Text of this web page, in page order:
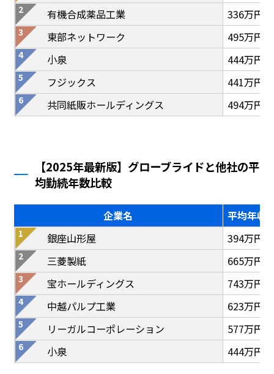
有機合成薬品工業
336万円
東部ネットワーク
495万円
小泉
444万円
フジックス
441万円
共同紙販ホールディングス
494万円
【2025年最新版】グローブライドと他社の平
均勤続年数比較
企業名
平均年収
銀座山形屋
394万円
三菱製紙
665万円
宝ホールディングス
743万円
中越パルプ工業
623万円
リーガルコーポレーション
577万円
小泉
444万円